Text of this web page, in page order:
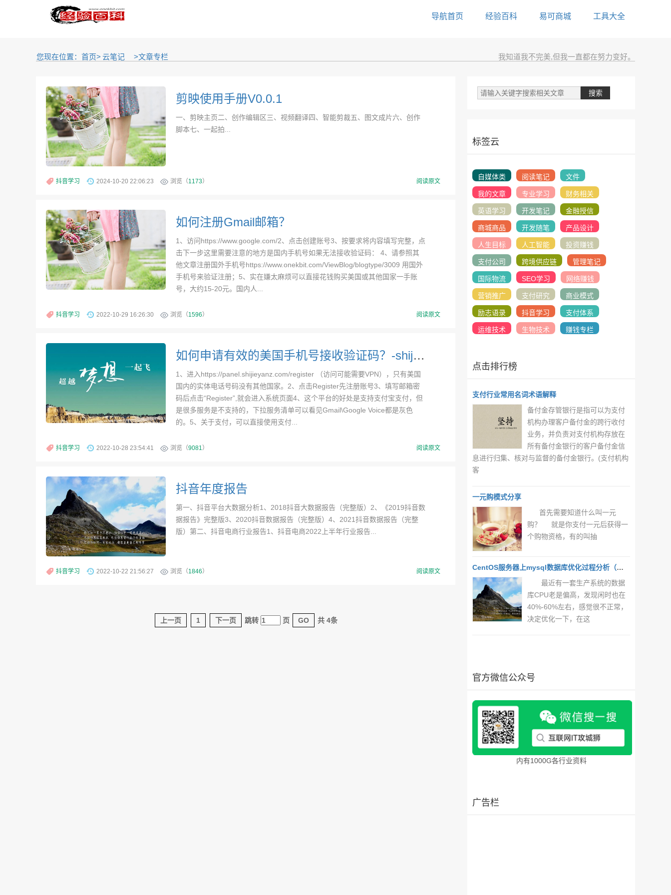
导航首页 经验百科 易可商城 工具大全
您现在位置：首页> 云笔记 >文章专栏 我知道我不完美,但我一直都在努力变好。
剪映使用手册V0.0.1
一、剪映主页二、创作编辑区三、视频翻译四、智能剪裁五、图文成片六、创作
脚本七、一起拍...
抖音学习 2024-10-20 22:06:23 浏览（1173） 阅读原文
如何注册Gmail邮箱？
1、访问https://www.google.com/2、点击创建账号3、按要求将内容填写完整，点
击下一步这里需要注意的地方是国内手机号如果无法接收验证码： 4、请参照其
他文章注册国外手机号https://www.onekbit.com/ViewBlog/blogtype/3009 用国外
手机号来验证注册；5、实在嫌太麻烦可以直接花钱购买美国或其他国家一手账
号，大约15-20元。国内人...
抖音学习 2022-10-29 16:26:30 浏览（1596） 阅读原文
如何申请有效的美国手机号接收验证码？-shijieyanz sms (一)
1、进入https://panel.shijieyanz.com/register （访问可能需要VPN），只有美国
国内的实体电话号码没有其他国家。2、点击Register先注册账号3、填写邮箱密
码后点击“Register”,就会进入系统页面4、这个平台的好处是支持支付宝支付，但
是很多服务是不支持的，下拉服务清单可以看见Gmail\Google Voice都是灰色
的。5、关于支付，可以直接使用支付...
抖音学习 2022-10-28 23:54:41 浏览（9081） 阅读原文
抖音年度报告
第一、抖音平台大数据分析1、2018抖音大数据报告（完整版）2、《2019抖音数
据报告》完整版3、2020抖音数据报告（完整版）4、2021抖音数据报告（完整
版）第二、抖音电商行业报告1、抖音电商2022上半年行业报告...
抖音学习 2022-10-22 21:56:27 浏览（1846） 阅读原文
上一页 1 下一页 跳转 页 GO 共 4条
标签云
自媒体类 阅读笔记 文件
我的文章 专业学习 财务相关
英语学习 开发笔记 金融授信
商城商品 开发随笔 产品设计
人生目标 人工智能 投资赚钱
支付公司 跨境供应链 管理笔记
国际物流 SEO学习 网络赚钱
营销推广 支付研究 商业模式
励志语录 抖音学习 支付体系
运维技术 生物技术 赚钱专栏
点击排行榜
支付行业常用名词术语解释
备付金存管银行是指可以为支付
机构办理客户备付金的跨行收付
业务，并负责对支付机构存放在
所有备付金银行的客户备付金信
息进行归集、核对与监督的备付金银行。(支付机构
客
一元购模式分享
首先需要知道什么叫一元
购？ 就是你支付一元后获得一
个购物资格，有的叫抽
CentOS服务器上mysql数据库优化过程分析（一）
最近有一套生产系统的数据
库CPU老是偏高，发现闲时也在
40%-60%左右，感觉很不正常，
决定优化一下，在这
官方微信公众号
内有1000G各行业资料
广告栏